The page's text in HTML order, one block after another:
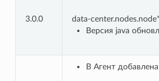
3.0.0
data-
Версия java
В Агент